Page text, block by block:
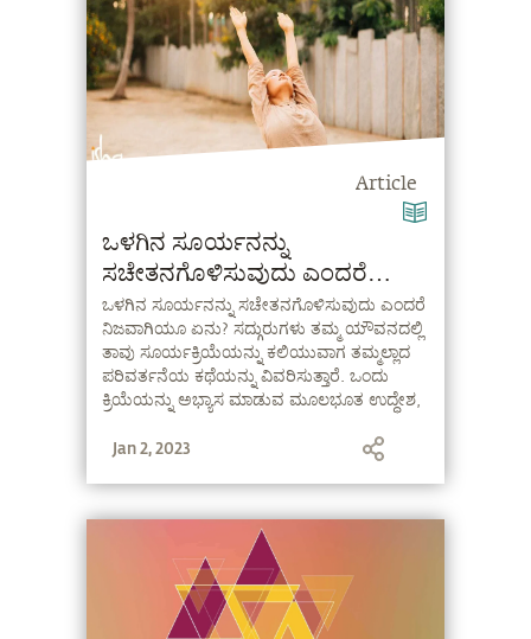
Article
ಒಳಗಿನ ಸೂರ್ಯನನ್ನು
ಸಚೇತನಗೊಳಿಸುವುದು ಎಂದರೆ
ನಿಜವಾಗಿಯೂ ಏನು?
ಒಳಗಿನ ಸೂರ್ಯನನ್ನು ಸಚೇತನಗೊಳಿಸುವುದು ಎಂದರೆ
ನಿಜವಾಗಿಯೂ ಏನು? ಸದ್ಗುರುಗಳು ತಮ್ಮ ಯೌವನದಲ್ಲಿ
ತಾವು ಸೂರ್ಯಕ್ರಿಯೆಯನ್ನು ಕಲಿಯುವಾಗ ತಮ್ಮಲ್ಲಾದ
ಪರಿವರ್ತನೆಯ ಕಥೆಯನ್ನು ವಿವರಿಸುತ್ತಾರೆ. ಒಂದು
ಕ್ರಿಯೆಯನ್ನು ಅಭ್ಯಾಸ ಮಾಡುವ ಮೂಲಭೂತ ಉದ್ಧೇಶ,
ಹೊಂದಿಸಿಕೊಳ್ಳುವುದು ಎನ್ನುವುದನ್ನು ಅವರು
Jan 2, 2023